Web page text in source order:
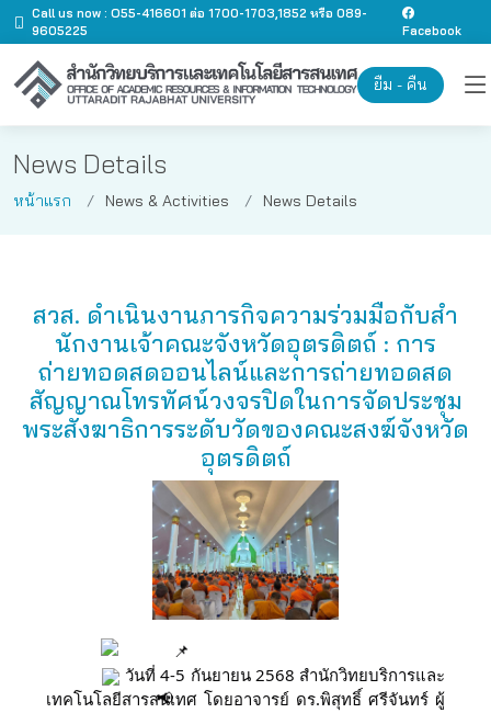
Call us now : O55-416601 ต่อ 1700-1703,1852 หรือ 089-
9605225
Facebook
ยืม - คืน
News Details
หน้าแรก News & Activities News Details
สวส. ดำเนินงานภารกิจความร่วมมือกับสํา
นักงานเจ้าคณะจังหวัดอุตรดิตถ์ : การ
ถ่ายทอดสดออนไลน์และการถ่ายทอดสด
สัญญาณโทรทัศน์วงจรปิดในการจัดประชุม
พระสังฆาธิการระดับวัดของคณะสงฆ์จังหวัด
อุตรดิตถ์
วันที่ 4-5 กันยายน 2568 สำนักวิทยบริการและ
เทคโนโลยีสารสนเทศ โดยอาจารย์ ดร.พิสุทธิ์ ศรีจันทร์ ผู้